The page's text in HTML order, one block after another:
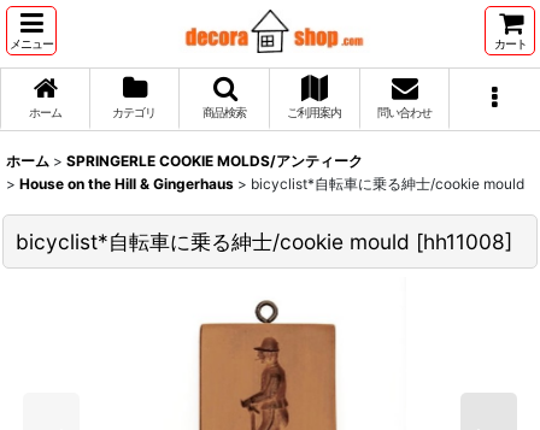
メニュー カート
ホーム カテゴリ 商品検索 ご利用案内 問い合わせ
ホーム > SPRINGERLE COOKIE MOLDS/アンティーク
> House on the Hill & Gingerhaus > bicyclist*自転車に乗る紳士/cookie mould
bicyclist*自転車に乗る紳士/cookie mould [hh11008]